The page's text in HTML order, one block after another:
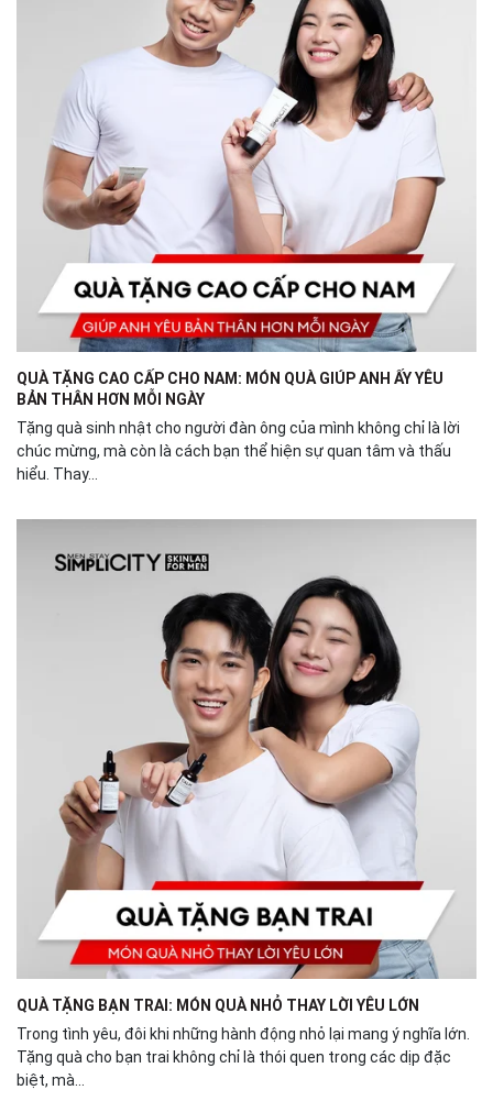
QUÀ TẶNG CAO CẤP CHO NAM: MÓN QUÀ GIÚP ANH ẤY YÊU
BẢN THÂN HƠN MỖI NGÀY
Tặng quà sinh nhật cho người đàn ông của mình không chỉ là lời
chúc mừng, mà còn là cách bạn thể hiện sự quan tâm và thấu
hiểu. Thay...
QUÀ TẶNG BẠN TRAI: MÓN QUÀ NHỎ THAY LỜI YÊU LỚN
Trong tình yêu, đôi khi những hành động nhỏ lại mang ý nghĩa lớn.
Tặng quà cho bạn trai không chỉ là thói quen trong các dịp đặc
biệt, mà...